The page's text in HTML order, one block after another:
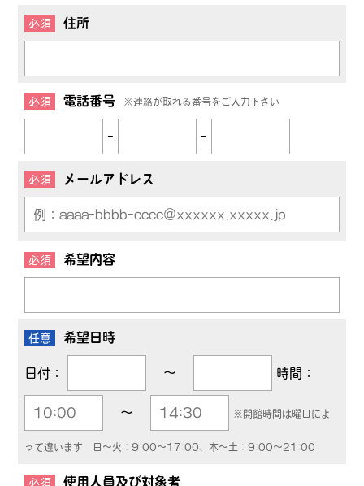
必須 住所
必須 電話番号 ※連絡が取れる番号をご入力下さい
- -
必須 メールアドレス
必須 希望内容
任意 希望日時
日付： ～ 時間：
～ ※開館時間は曜日によ
って違います 日～火：9:00～17:00、木～土：9:00～21:00
必須 使用人員及び対象者